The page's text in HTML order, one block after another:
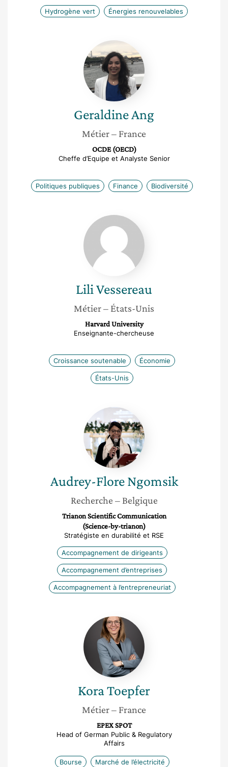
Hydrogène vert Énergies renouvelables
Geraldine
Ang
GeraldineAng
Métier– France
OCDE (OECD)
Cheffe d’Equipe et Analyste Senior
Politiques publiques Finance Biodiversité
Lili
Vessereau
LiliVessereau
Métier– États-Unis
Harvard University
Enseignante-chercheuse
Croissance soutenable Économie
États-Unis
Audrey-
Flore
Ngomsik
Audrey-Flore Ngomsik
Recherche – Belgique
Trianon Scientific Communication
(Science-by-trianon)
Stratégiste en durabilité et RSE
Accompagnement de dirigeants
Accompagnement d’entreprises
Accompagnement à l’entrepreneuriat
Kora
Toepfer
KoraToepfer
Métier– France
EPEX SPOT
Head of German Public & Regulatory
Affairs
Bourse Marché de l’électricité